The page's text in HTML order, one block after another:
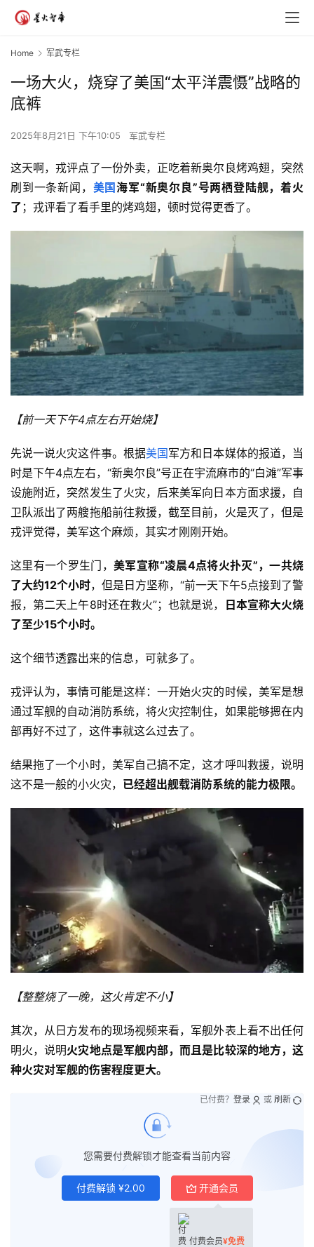
Home 军武专栏
一场大火，烧穿了美国“太平洋震慑”战略的
底裤
2025年8月21日 下午10:05 军武专栏
这天啊，戎评点了一份外卖，正吃着新奥尔良烤鸡翅，突然
刷到一条新闻， 美国海军“新奥尔良”号两栖登陆舰，着火
了 ；戎评看了看手里的烤鸡翅，顿时觉得更香了。
【前一天下午4点左右开始烧】
先说一说火灾这件事。根据美国军方和日本媒体的报道，当
时是下午4点左右，“新奥尔良”号正在宇流麻市的“白滩”军事
设施附近，突然发生了火灾，后来美军向日本方面求援，自
卫队派出了两艘拖船前往救援，截至目前，火是灭了，但是
戎评觉得，美军这个麻烦，其实才刚刚开始。
这里有一个罗生门，美军宣称“凌晨4点将火扑灭”，一共烧
了大约12个小时，但是日方坚称，“前一天下午5点接到了警
报，第二天上午8时还在救火”；也就是说，
日本宣称大火烧
了至少15个小时。
这个细节透露出来的信息，可就多了。
戎评认为，事情可能是这样：一开始火灾的时候，美军是想
通过军舰的自动消防系统，将火灾控制住，如果能够摁在内
部再好不过了，这件事就这么过去了。
结果拖了一个小时，美军自己搞不定，这才呼叫救援，说明
这不是一般的小火灾， 已经超出舰载消防系统的能力极限。
【整整烧了一晚，这火肯定不小】
其次，从日方发布的现场视频来看，军舰外表上看不出任何
明火，说明火灾地点是军舰内部，而且是比较深的地方，这
种火灾对军舰的伤害程度更大。
您需要付费解锁才能查看当前内容
付费解锁 ¥2.00 开通会员
付费会员¥免费
已付费？ 登录 或 刷新